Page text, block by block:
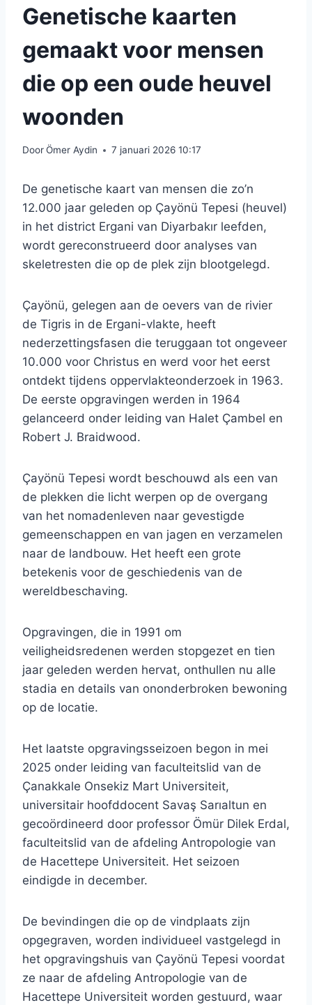
Genetische kaarten
gemaakt voor mensen
die op een oude heuvel
woonden
DoorÖmer Aydin 7 januari 2026 10:17
De genetische kaart van mensen die zo’n
12.000 jaar geleden op Çayönü Tepesi (heuvel)
in het district Ergani van Diyarbakır leefden,
wordt gereconstrueerd door analyses van
skeletresten die op de plek zijn blootgelegd.
Çayönü, gelegen aan de oevers van de rivier
de Tigris in de Ergani-vlakte, heeft
nederzettingsfasen die teruggaan tot ongeveer
10.000 voor Christus en werd voor het eerst
ontdekt tijdens oppervlakteonderzoek in 1963.
De eerste opgravingen werden in 1964
gelanceerd onder leiding van Halet Çambel en
Robert J. Braidwood.
Çayönü Tepesi wordt beschouwd als een van
de plekken die licht werpen op de overgang
van het nomadenleven naar gevestigde
gemeenschappen en van jagen en verzamelen
naar de landbouw. ​​Het heeft een grote
betekenis voor de geschiedenis van de
wereldbeschaving.
Opgravingen, die in 1991 om
veiligheidsredenen werden stopgezet en tien
jaar geleden werden hervat, onthullen nu alle
stadia en details van ononderbroken bewoning
op de locatie.
Het laatste opgravingsseizoen begon in mei
2025 onder leiding van faculteitslid van de
Çanakkale Onsekiz Mart Universiteit,
universitair hoofddocent Savaş Sarıaltun en
gecoördineerd door professor Ömür Dilek Erdal,
faculteitslid van de afdeling Antropologie van
de Hacettepe Universiteit. Het seizoen
eindigde in december.
De bevindingen die op de vindplaats zijn
opgegraven, worden individueel vastgelegd in
het opgravingshuis van Çayönü Tepesi voordat
ze naar de afdeling Antropologie van de
Hacettepe Universiteit worden gestuurd, waar